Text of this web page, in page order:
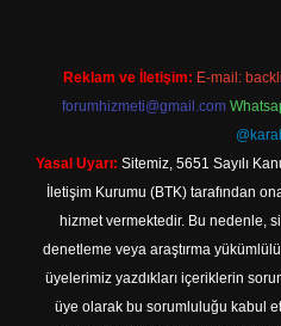
Reklam ve İletişim: E-mail:
forumhizmeti@gmail.com
Yasal Uyarı: Sitemiz, 5651 Sayılı
İletişim Kurumu (BTK) tarafından
hizmet vermektedir. Bu nedenle,
denetleme veya araştırma
üyelerimiz yazdıkları içeriklerin
üye olarak bu sorumluluğu kabul